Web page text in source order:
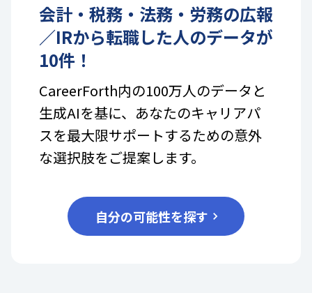
会計・税務・法務・労務の広報
／IRから転職した人のデータが
10件！
CareerForth内の100万人のデータと
生成AIを基に、あなたのキャリアパ
スを最大限サポートするための意外
な選択肢をご提案します。
自分の可能性を探す